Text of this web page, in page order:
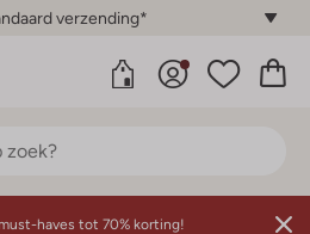
verzending*
haves tot 70% korting!